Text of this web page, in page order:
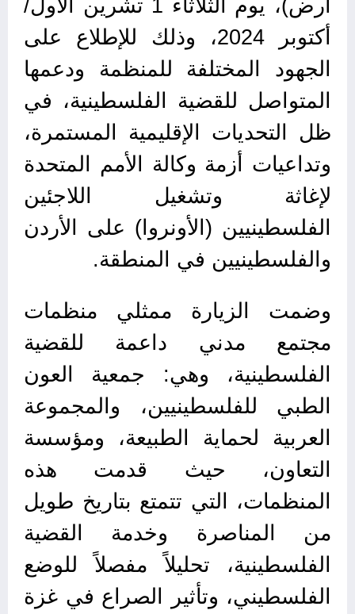
أرض)، يوم الثلاثاء 1 تشرين الأول/
أكتوبر 2024، وذلك للإطلاع على
الجهود المختلفة للمنظمة ودعمها
المتواصل للقضية الفلسطينية، في
ظل التحديات الإقليمية المستمرة،
وتداعيات أزمة وكالة الأمم المتحدة
لإغاثة وتشغيل اللاجئين
الفلسطينيين (الأونروا) على الأردن
والفلسطينيين في المنطقة.
وضمت الزيارة ممثلي منظمات
مجتمع مدني داعمة للقضية
الفلسطينية، وهي: جمعية العون
الطبي للفلسطينيين، والمجموعة
العربية لحماية الطبيعة، ومؤسسة
التعاون، حيث قدمت هذه
المنظمات، التي تتمتع بتاريخ طويل
من المناصرة وخدمة القضية
الفلسطينية، تحليلاً مفصلاً للوضع
الفلسطيني، وتأثير الصراع في غزة